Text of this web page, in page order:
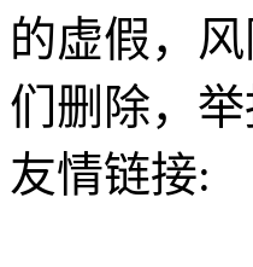
的虚假，
们删除，
友情链接: